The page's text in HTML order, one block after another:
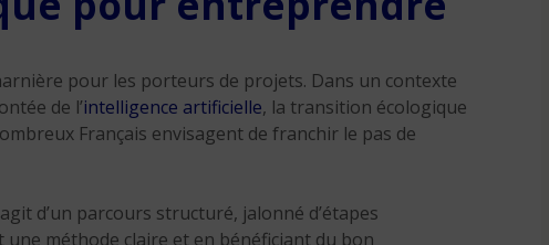
pour les porteurs de projets. Dans un contexte
de l’intelligence artificielle, la transition écologique
Français envisagent de franchir le pas de
d’un parcours structuré, jalonné d’étapes
méthode claire et en bénéficiant du bon
TVA pour les formateurs en
micro-entreprise